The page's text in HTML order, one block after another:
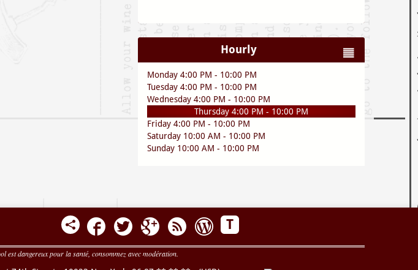
Hourly
Monday 4:00 PM - 10:00 PM
Tuesday 4:00 PM - 10:00 PM
Wednesday 4:00 PM - 10:00 PM
Thursday 4:00 PM - 10:00 PM
Friday 4:00 PM - 10:00 PM
Saturday 10:00 AM - 10:00 PM
Sunday 10:00 AM - 10:00 PM
T
dangereux pour la santé, consommez avec modération.